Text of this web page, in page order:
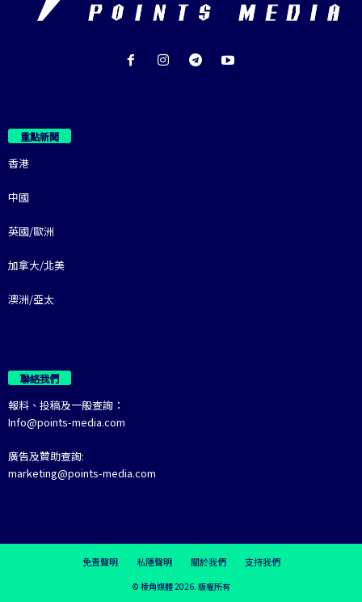
重點新聞
香港
中國
英國/歐洲
加拿大/北美
澳洲/亞太
聯絡我們
報料、投稿及一般查詢：
Info@points-media.com
廣告及贊助查詢:
marketing@points-media.com
免責聲明 私隱聲明 關於我們 支持我們
© 棱角媒體 2026. 版權所有